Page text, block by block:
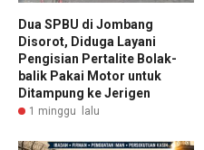
Dua SPBU di Jombang
Disorot, Diduga Layani
Pengisian Pertalite Bolak-
balik Pakai Motor untuk
Ditampung ke Jerigen
1 minggu lalu